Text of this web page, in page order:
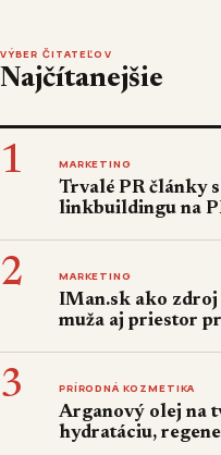
VÝBER ČITATEĽOV
Najčítanejšie
1 MARKETING
Trvalé PR články
linkbuildingu na
2 MARKETING
IMan.sk ako
muža aj priestor
3 PRÍRODNÁ KOZMETIKA
Arganový olej na
hydratáciu,